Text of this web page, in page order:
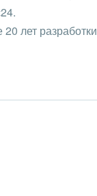
лет разработки